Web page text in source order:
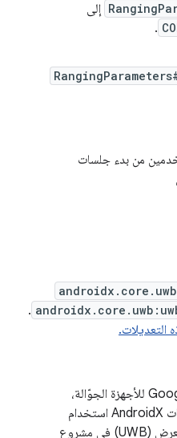
إلى
.
من بدء جلسات
.
في حال عدم توفّر خدمات Google للأجهزة الجوّالة،
ستحاول واجهة برمجة تطبيقات AndroidX استخدام
خدمة الخلفية للنطاق الفائق العرض (UWB) في مشروع